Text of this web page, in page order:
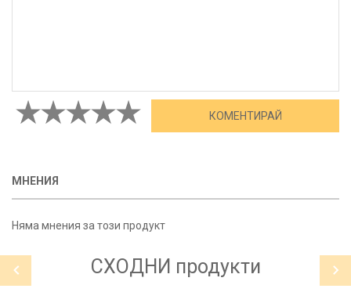
МНЕНИЯ
Няма мнения за този продукт
СХОДНИ продукти